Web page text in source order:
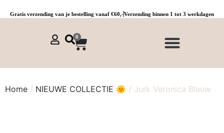
Gratis verzending van je bestelling vanaf €60,-Verzending binnen 1 tot 3 werkdagen
0
Home / NIEUWE COLLECTIE 🌞 / Jurk Veronica Blauw